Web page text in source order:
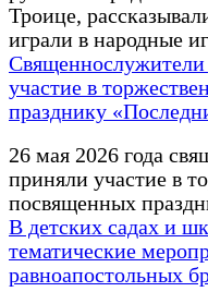
Троице,
играли в народные
Священнослужители
участие в
празднику
26 мая 2026 года
приняли участие в
посвященных
В детских садах и
тематические
равноапостольных